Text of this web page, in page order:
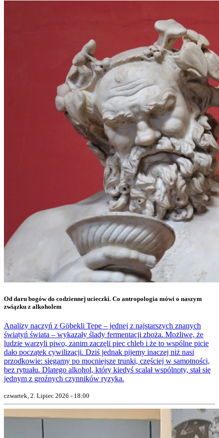
Od daru bogów do codziennej ucieczki. Co antropologia mówi o naszym
związku z alkoholem
Analizy naczyń z Göbekli Tepe – jednej z najstarszych znanych
świątyń świata – wykazały ślady fermentacji zboża. Możliwe, że
ludzie warzyli piwo, zanim zaczęli piec chleb i że to wspólne picie
dało początek cywilizacji. Dziś jednak pijemy inaczej niż nasi
przodkowie: sięgamy po mocniejsze trunki, częściej w samotności,
bez rytuału. Dlatego alkohol, który kiedyś scalał wspólnoty, stał się
jednym z groźnych czynników ryzyka.
czwartek, 2. Lipiec 2026 - 18:00